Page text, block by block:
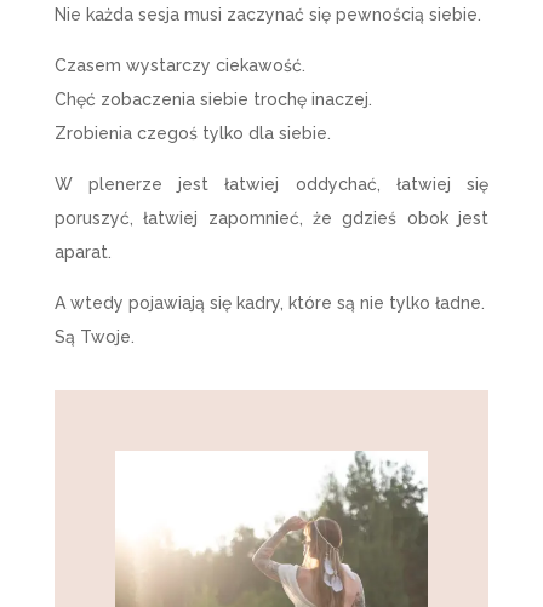
Nie każda sesja musi zaczynać się pewnością siebie.
Czasem wystarczy ciekawość.
Chęć zobaczenia siebie trochę inaczej.
Zrobienia czegoś tylko dla siebie.
W plenerze jest łatwiej oddychać, łatwiej się
poruszyć, łatwiej zapomnieć, że gdzieś obok jest
aparat.
A wtedy pojawiają się kadry, które są nie tylko ładne.
Są Twoje.